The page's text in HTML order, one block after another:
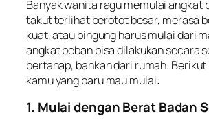
Banyak wanita ragu memulai angkat
takut terlihat berotot besar, merasa
kuat, atau bingung harus mulai dari
angkat beban bisa dilakukan secara
bertahap, bahkan dari rumah.
kamu yang baru mau mulai:
1. Mulai dengan Berat Badan